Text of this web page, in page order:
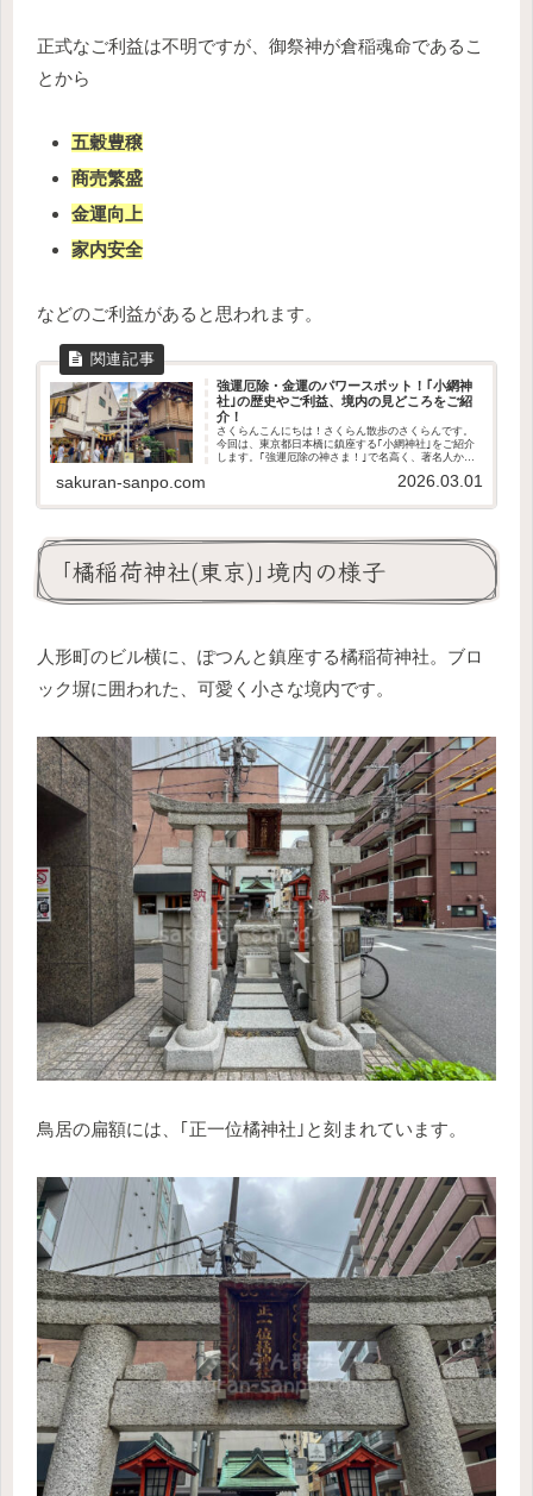
正式なご利益は不明ですが、御祭神が倉稲魂命であるこ
とから
五穀豊穣
商売繁盛
金運向上
家内安全
などのご利益があると思われます。
強運厄除・金運のパワースポット！｢小網神
社｣の歴史やご利益、境内の見どころをご紹
介！
さくらんこんにちは！さくらん散歩のさくらんです。
今回は、東京都日本橋に鎮座する｢小網神社｣をご紹介
します。｢強運厄除の神さま！｣で名高く、著名人から
れたので、初めて参拝してきました^^この記事...
sakuran-sanpo.com 2026.03.01
｢橘稲荷神社(東京)｣境内の様子
人形町のビル横に、ぽつんと鎮座する橘稲荷神社。ブロ
ック塀に囲われた、可愛く小さな境内です。
鳥居の扁額には、｢正一位橘神社｣と刻まれています。